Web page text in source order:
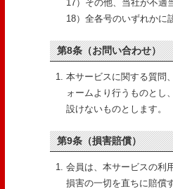
17）その他、当社が不適
18）全各号のいずれかに
第8条（お問い合わせ）
本サービスに関する質問
ォームより行うものとし
設けないものとします。
第9条（損害賠償）
会員は、本サービスの利
損害の一切を直ちに賠償